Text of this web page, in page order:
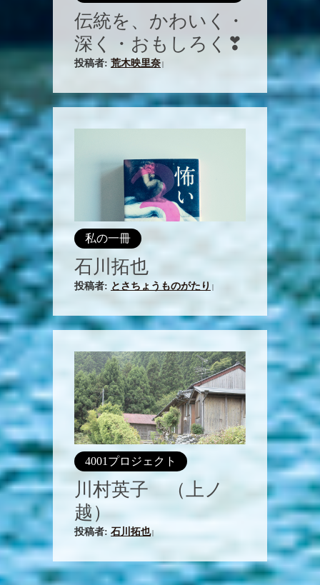
伝統を、かわいく・
深く・おもしろく❣
投稿者: 荒木映里奈
私の一冊
石川拓也
投稿者: とさちょうものがたり
4001プロジェクト
川村英子 （上ノ
越）
投稿者: 石川拓也|